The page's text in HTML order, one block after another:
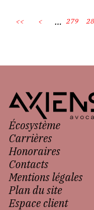
<< < ... 279
Écosystème
Carrières
Honoraires
Contacts
Mentions légales
Plan du site
Espace client